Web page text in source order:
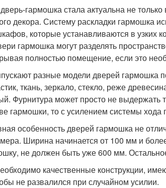
гармошка стала актуальна не
декора. Систему раскладки
которые устанавливаются в узких
гармошка могут разделять
полностью помещение, если это
разные модели дверей гармошка
ткань, зеркало, стекло, реже
Фурнитура может просто не
гармошки, то с усилением системы
особенность дверей гармошка не
Ширина начинается от 100 мм и
не должен быть уже 600 мм.
качественные конструкции,
не развалился при случайном усилии.